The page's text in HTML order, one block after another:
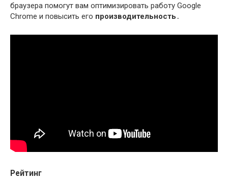
браузера помогут вам оптимизировать работу Google
Chrome и повысить его производительность ․
Рейтинг